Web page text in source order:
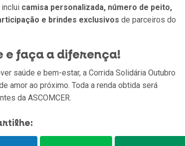
inclui camisa personalizada, número de peito,
e brindes exclusivos de parceiros do
e faça a diferença!
saúde e bem-estar, a Corrida Solidária Outubro
amor ao próximo. Toda a renda obtida será
da ASCOMCER.